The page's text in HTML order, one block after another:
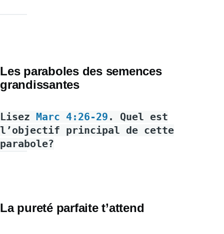
Les paraboles des semences
grandissantes
Lisez Marc 4:26-29 . Quel est
l’objectif principal de cette
parabole?
La pureté parfaite t’attend